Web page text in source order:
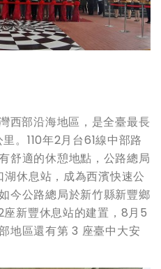
西部沿海地區，是全臺最長
。110年2月台61線中部路
舒適的休憩地點，公路總局
休息站，成為西濱快速公
今公路總局於新竹縣新豐鄉
新豐休息站的建置，8月5
地區還有第 3 座臺中大安